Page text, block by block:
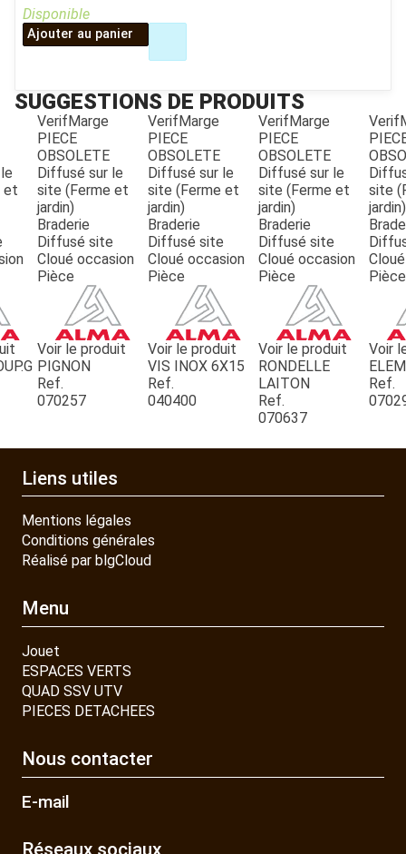
JOUET
ESPACES VERTS
QUAD SSV UTV
PIECES DETACHEES
CONTACT
Disponible
Ajouter au panier
SUGGESTIONS DE PRODUITS
et
VerifMarge
PIECE
OBSOLETE
Diffusé sur le
site (Ferme et
jardin)
Braderie
Diffusé site
Cloué occasion
Pièce
Voir le produit
PIGNON
Ref.
070257
VerifMarge
PIECE
OBSOLETE
Diffusé sur le
site (Ferme et
jardin)
Braderie
Diffusé site
Cloué occasion
Pièce
Voir le produit
VIS INOX 6X15
Ref.
040400
VerifMarge
PIECE
OBSOLETE
Diffusé sur le
site (Ferme et
jardin)
Braderie
Diffusé site
Cloué occasion
Pièce
Voir le produit
RONDELLE
LAITON
Ref.
070637
site
jardin)
Pièce
Voir
Ref.
Liens utiles
Mentions légales
Conditions générales
Réalisé par blgCloud
Menu
Jouet
ESPACES VERTS
QUAD SSV UTV
PIECES DETACHEES
Nous contacter
E-mail
Réseaux sociaux